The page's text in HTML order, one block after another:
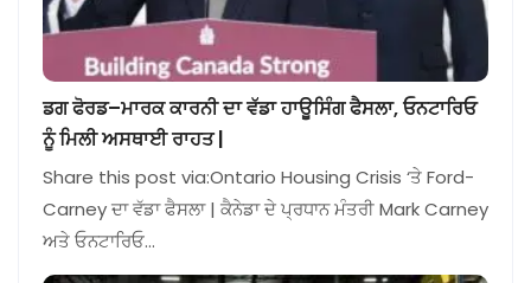
ਡਗ ਫੋਰਡ–ਮਾਰਕ ਕਾਰਨੀ ਦਾ ਵੱਡਾ ਹਾਊਸਿੰਗ ਫੈਸਲਾ, ਓਨਟਾਰਿਓ
ਨੂੰ ਮਿਲੀ ਅਸਥਾਈ ਰਾਹਤ |
Share this post via:Ontario Housing Crisis ‘ਤੇ Ford-
Carney ਦਾ ਵੱਡਾ ਫੈਸਲਾ | ਕੈਨੇਡਾ ਦੇ ਪ੍ਰਧਾਨ ਮੰਤਰੀ Mark Carney
ਅਤੇ ਓਨਟਾਰਿਓ…